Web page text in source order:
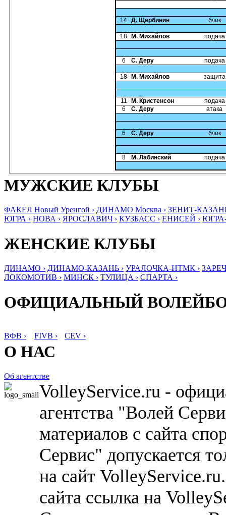
14 Д. Щербинин блок
18 М. Михайлов подача
6 С. Деру подача
18 М. Михайлов защита
11 М. Кристенсон
подача
6
С. Деру атака
6 С. Деру блок
8 М. Лабинский подача
МУЖСКИЕ КЛУБЫ
ФАКЕЛ Новый Уренгой › ДИНАМО Москва › ЗЕНИТ-
ЮГРА › НОВА › ЯРОСЛАВИЧ › КУЗБАСС › ЕНИСЕЙ ›
ЖЕНСКИЕ КЛУБЫ
ДИНАМО › ДИНАМО-КАЗАНЬ › УРАЛОЧКА-НТМК ›
ЛОКОМОТИВ › МИНСК › ТУЛИЦА › СПАРТА ›
ОФИЦИАЛЬНЫЙ
ВФВ › FIVB › CEV ›
О НАС
Об агентстве
VolleyService.ru -
агентства "Волей
материалов с сайта
Сервис" допускается
на сайт
сайта ссылка на